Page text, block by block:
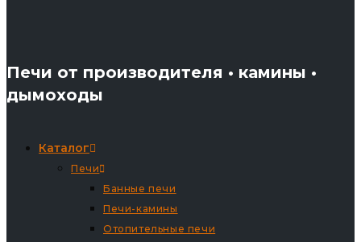
Печи от производителя • камины •
дымоходы
Каталог
Печи
Банные печи
Печи-камины
Отопительные печи